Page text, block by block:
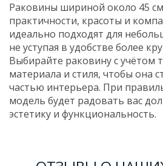
Раковины шириной около 45
практичности, красоты и
идеально подходят для
не уступая в удобстве более
Выбирайте раковину с учётом
материала и стиля, чтобы она
частью интерьера. При
модель будет радовать вас
эстетику и функциональность.